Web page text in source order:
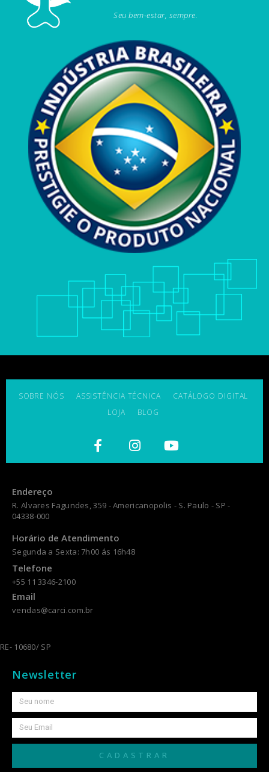
Seu bem-estar, sempre.
SOBRE NÓS ASSISTÊNCIA TÉCNICA
CATÁLOGO DIGITAL
LOJA
BLOG
Endereço
R. Alvares Fagundes, 359 - Americanopolis - S. Paulo - SP -
04338-000
Horário de Atendimento
Segunda a Sexta: 7h00 ás 16h48
Telefone
+55 11 3346-2100
Email
vendas@carci.com.br
RE- 10680/ SP
Newsletter
CADASTRAR